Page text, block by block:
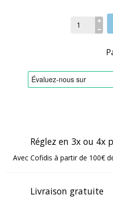
Réglez en 3x ou 4x
Avec Cofidis à partir de 100€
Livraison gratuite